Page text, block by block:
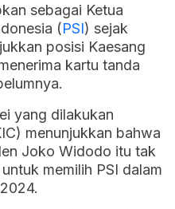
sebagai Ketua
(PSI) sejak
posisi Kaesang
kartu tanda
yang dilakukan
menunjukkan bahwa
Joko Widodo itu tak
memilih PSI dalam